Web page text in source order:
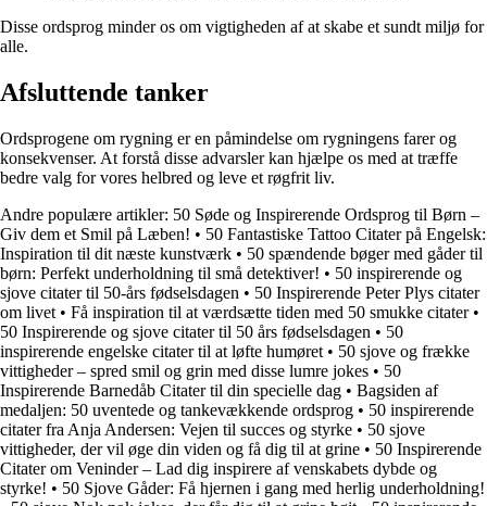
Disse ordsprog minder os om vigtigheden af at skabe et sundt miljø for
alle.
Afsluttende tanker
Ordsprogene om rygning er en påmindelse om rygningens farer og
konsekvenser. At forstå disse advarsler kan hjælpe os med at træffe
bedre valg for vores helbred og leve et røgfrit liv.
Andre populære artikler: 50 Søde og Inspirerende Ordsprog til Børn –
Giv dem et Smil på Læben! • 50 Fantastiske Tattoo Citater på Engelsk:
Inspiration til dit næste kunstværk • 50 spændende bøger med gåder til
børn: Perfekt underholdning til små detektiver! • 50 inspirerende og
sjove citater til 50-års fødselsdagen • 50 Inspirerende Peter Plys citater
om livet • Få inspiration til at værdsætte tiden med 50 smukke citater•
50 Inspirerende og sjove citater til 50 års fødselsdagen • 50
inspirerende engelske citater til at løfte humøret • 50 sjove og frække
vittigheder – spred smil og grin med disse lumre jokes • 50
Inspirerende Barnedåb Citater til din specielle dag • Bagsiden af
medaljen: 50 uventede og tankevækkende ordsprog • 50 inspirerende
citater fra Anja Andersen: Vejen til succes og styrke • 50 sjove
vittigheder, der vil øge din viden og få dig til at grine • 50 Inspirerende
Citater om Veninder – Lad dig inspirere af venskabets dybde og
styrke! • 50 Sjove Gåder: Få hjernen i gang med herlig underholdning!